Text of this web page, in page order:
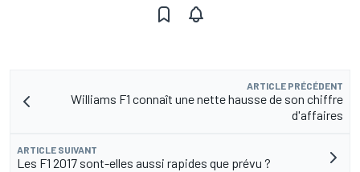
ARTICLE PRÉCÉDENT
Williams F1 connaît une nette hausse de son chiffre
d'affaires
ARTICLE SUIVANT
Les F1 2017 sont-elles aussi rapides que prévu ?